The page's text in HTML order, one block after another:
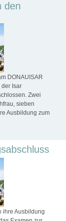
den
DONAUISAR
Isar
Zwei
sieben
Ausbildung zum
ihre Ausbildung